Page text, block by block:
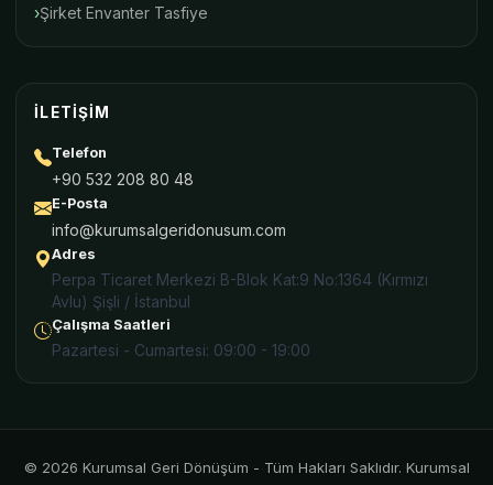
Şirket Envanter Tasfiye
İLETIŞIM
Telefon
+90 532 208 80 48
E-Posta
info@kurumsalgeridonusum.com
Adres
Perpa Ticaret Merkezi B-Blok Kat:9 No:1364 (Kırmızı
Avlu) Şişli / İstanbul
Çalışma Saatleri
Pazartesi - Cumartesi: 09:00 - 19:00
© 2026 Kurumsal Geri Dönüşüm - Tüm Hakları Saklıdır. Kurumsal